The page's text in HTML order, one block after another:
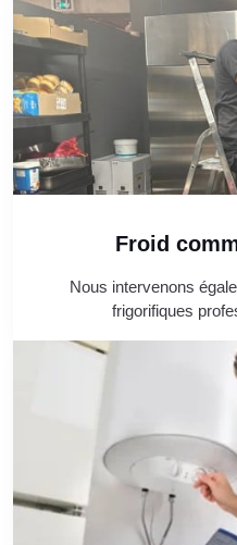
Froid
Nous intervenons
frigorifiques